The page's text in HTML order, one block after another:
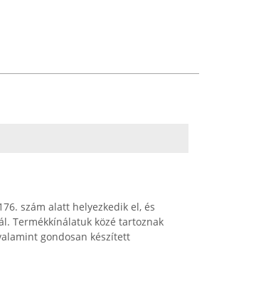
szám alatt helyezkedik el, és
Termékkínálatuk közé tartoznak
gondosan készített